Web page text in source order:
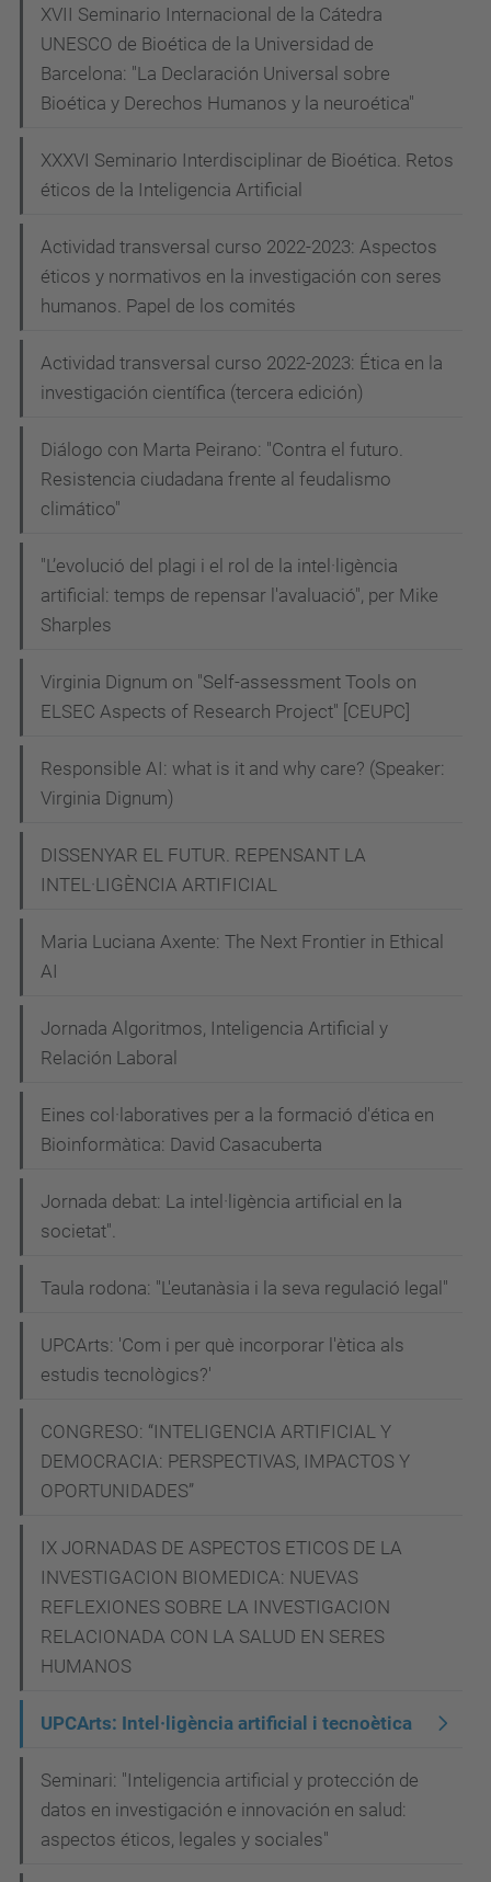
XVII Seminario Internacional de la Cátedra
UNESCO de Bioética de la Universidad de
Barcelona: "La Declaración Universal sobre
Bioética y Derechos Humanos y la neuroética"
XXXVI Seminario Interdisciplinar de Bioética. Retos
éticos de la Inteligencia Artificial
Actividad transversal curso 2022-2023: Aspectos
éticos y normativos en la investigación con seres
humanos. Papel de los comités
Actividad transversal curso 2022-2023: Ética en la
investigación científica (tercera edición)
Diálogo con Marta Peirano: "Contra el futuro.
Resistencia ciudadana frente al feudalismo
climático"
"L’evolució del plagi i el rol de la intel·ligència
artificial: temps de repensar l'avaluació", per Mike
Sharples
Virginia Dignum on "Self-assessment Tools on
ELSEC Aspects of Research Project" [CEUPC]
Responsible AI: what is it and why care? (Speaker:
Virginia Dignum)
DISSENYAR EL FUTUR. REPENSANT LA
INTEL·LIGÈNCIA ARTIFICIAL
Maria Luciana Axente: The Next Frontier in Ethical
AI
Jornada Algoritmos, Inteligencia Artificial y
Relación Laboral
Eines col·laboratives per a la formació d'ética en
Bioinformàtica: David Casacuberta
Jornada debat: La intel·ligència artificial en la
societat".
Taula rodona: "L'eutanàsia i la seva regulació legal"
UPCArts: 'Com i per què incorporar l'ètica als
estudis tecnològics?'
CONGRESO: “INTELIGENCIA ARTIFICIAL Y
DEMOCRACIA: PERSPECTIVAS, IMPACTOS Y
OPORTUNIDADES”
IX JORNADAS DE ASPECTOS ETICOS DE LA
INVESTIGACION BIOMEDICA: NUEVAS
REFLEXIONES SOBRE LA INVESTIGACION
RELACIONADA CON LA SALUD EN SERES
HUMANOS
UPCArts: Intel·ligència artificial i tecnoètica
Seminari: "Inteligencia artificial y protección de
datos en investigación e innovación en salud:
aspectos éticos, legales y sociales"